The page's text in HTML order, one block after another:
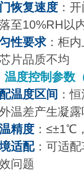
恢复速度 ：
至10%RH以
性要求：柜
片品质不均
温度控制参数
温度区间 ：
温差产生凝
精度 ：≤±1℃
适配：可适
问题